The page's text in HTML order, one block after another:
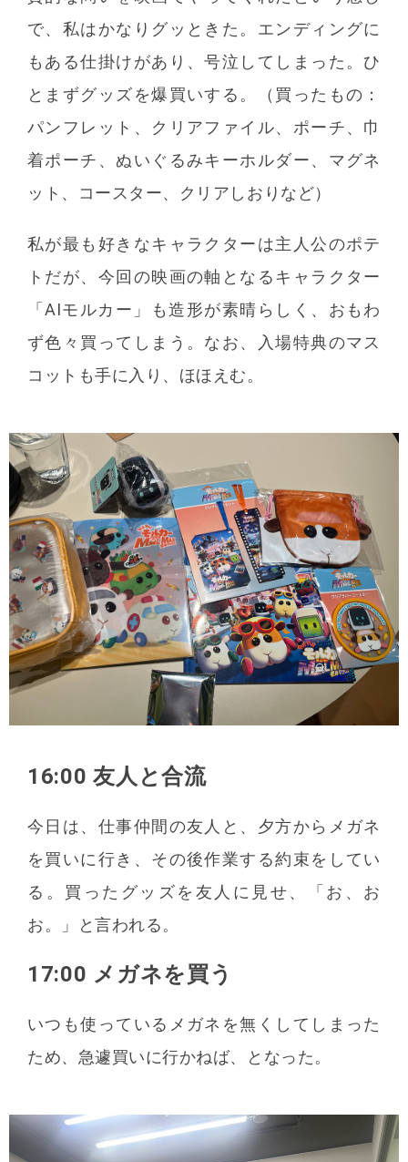
で、私はかなりグッときた。エンディングに
もある仕掛けがあり、号泣してしまった。ひ
とまずグッズを爆買いする。（買ったもの：
パンフレット、クリアファイル、ポーチ、巾
着ポーチ、ぬいぐるみキーホルダー、マグネ
ット、コースター、クリアしおりなど）
私が最も好きなキャラクターは主人公のポテ
トだが、今回の映画の軸となるキャラクター
「AIモルカー」も造形が素晴らしく、おもわ
ず色々買ってしまう。なお、入場特典のマス
コットも手に入り、ほほえむ。
16:00 友人と合流
今日は、仕事仲間の友人と、夕方からメガネ
を買いに行き、その後作業する約束をしてい
る。買ったグッズを友人に見せ、「お、お
お。」と言われる。
17:00 メガネを買う
いつも使っているメガネを無くしてしまった
ため、急遽買いに行かねば、となった。